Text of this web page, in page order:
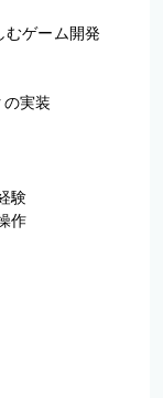
むゲーム開発
の実装
験
作